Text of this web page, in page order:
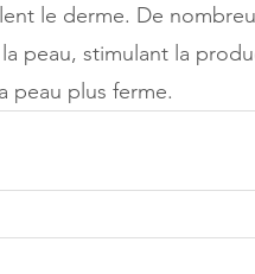
le derme. De
peau, stimulant la
peau plus ferme.